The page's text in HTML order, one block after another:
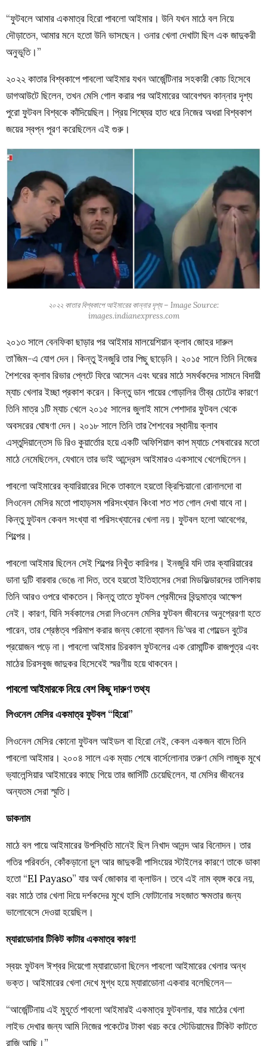
“ফুটবলে আমার একমাত্র হিরো পাবলো আইমার। উনি যখন মাঠে বল নিয়ে
দৌড়াতেন, আমার মনে হতো উনি ভাসছেন। ওনার খেলা দেখাটা ছিল এক জাদুকরী
অনুভূতি।”
২০২২ কাতার বিশ্বকাপে পাবলো আইমার যখন আর্জেন্টিনার সহকারী কোচ হিসেবে
ডাগআউটে ছিলেন, তখন মেসি গোল করার পর আইমারের আবেগঘন কান্নার দৃশ্য
পুরো ফুটবল বিশ্বকে কাঁদিয়েছিল। প্রিয় শিষ্যের হাত ধরে নিজের অধরা বিশ্বকাপ
জয়ের স্বপ্ন পূরণ করেছিলেন এই গুরু।
২০২২ কাতার বিশ্বকাপে আইমারের কান্নার দৃশ্য – Image Source:
images.indianexpress.com
২০১৩ সালে বেনফিকা ছাড়ার পর আইমার মালয়েশিয়ান ক্লাব জোহর দারুল
তা’জিম-এ যোগ দেন। কিন্তু ইনজুরি তার পিছু ছাড়েনি। ২০১৫ সালে তিনি নিজের
শৈশবের ক্লাব রিভার প্লেটে ফিরে আসেন এবং ঘরের মাঠে সমর্থকদের সামনে বিদায়ী
ম্যাচ খেলার ইচ্ছা প্রকাশ করেন। কিন্তু ডান পায়ের গোড়ালির তীব্র চোটের কারণে
তিনি মাত্র ১টি ম্যাচ খেলে ২০১৫ সালের জুলাই মাসে পেশাদার ফুটবল থেকে
অবসরের ঘোষণা দেন। ২০১৮ সালে তিনি তার শৈশবের স্থানীয় ক্লাব
এস্তুদিয়ান্তেস ডি রিও কুয়ার্তোর হয়ে একটি অফিশিয়াল কাপ ম্যাচে শেষবারের মতো
মাঠে নেমেছিলেন, যেখানে তার ভাই আন্দ্রেস আইমারও একসাথে খেলেছিলেন।
পাবলো আইমারের ক্যারিয়ারের দিকে তাকালে হয়তো ক্রিশ্চিয়ানো রোনালদো বা
লিওনেল মেসির মতো পাহাড়সম পরিসংখ্যান কিংবা শত শত গোল দেখা যাবে না।
কিন্তু ফুটবল কেবল সংখ্যা বা পরিসংখ্যানের খেলা নয়। ফুটবল হলো আবেগের,
শিল্পের।
পাবলো আইমার ছিলেন সেই শিল্পের নিখুঁত কারিগর। ইনজুরি যদি তার ক্যারিয়ারের
ডানা দুটি বারবার ভেঙে না দিত, তবে হয়তো ইতিহাসের সেরা মিডফিল্ডারদের তালিকায়
তিনি আরও ওপরে থাকতেন। কিন্তু তাতে ফুটবল প্রেমীদের বিন্দুমাত্র আক্ষেপ
নেই। কারণ, যিনি সর্বকালের সেরা লিওনেল মেসির ফুটবল জীবনের অনুপ্রেরণা হতে
পারেন, তার শ্রেষ্ঠত্ব পরিমাপ করার জন্য কোনো ব্যালন ডি’অর বা গোল্ডেন বুটের
প্রয়োজন পড়ে না। পাবলো আইমার চিরকাল ফুটবলের এক রোমান্টিক রাজপুত্র এবং
মাঠের চিরসবুজ জাদুকর হিসেবেই স্মরণীয় হয়ে থাকবেন।
পাবলো আইমারকে নিয়ে বেশ কিছু দারুণ তথ্য
লিওনেল মেসির একমাত্র ফুটবল “হিরো”
লিওনেল মেসির কোনো ফুটবল আইডল বা হিরো নেই, কেবল একজন বাদে তিনি
পাবলো আইমার। ২০০৪ সালে এক ম্যাচ শেষে বার্সেলোনার তরুণ মেসি লাজুক মুখে
ভ্যালেন্সিয়ার আইমারের কাছে গিয়ে তার জার্সিটি চেয়েছিলেন, যা মেসির জীবনের
অন্যতম সেরা স্মৃতি।
ডাকনাম
মাঠে বল পায়ে আইমারের উপস্থিতি মানেই ছিল নিখাদ আনন্দ আর বিনোদন। তার
গতির পরিবর্তন, কোঁকড়ানো চুল আর জাদুকরী পাসিংয়ের স্টাইলের কারণে তাকে ডাকা
হতো “El Payaso” যার অর্থ জোকার বা ক্লাউন। তবে এই নাম ব্যঙ্গ করে নয়,
বরং মাঠে তার খেলা দিয়ে দর্শকদের মুখে হাসি ফোটানোর সহজাত ক্ষমতার জন্য
ভালোবেসে দেওয়া হয়েছিল।
ম্যারাডোনার টিকিট কাটার একমাত্র কারণ!
স্বয়ং ফুটবল ঈশ্বর দিয়েগো ম্যারাডোনা ছিলেন পাবলো আইমারের খেলার অন্ধ
ভক্ত। আইমারের খেলা দেখে মুগ্ধ হয়ে ম্যারাডোনা একবার বলেছিলেন—
“আর্জেন্টিনায় এই মুহূর্তে পাবলো আইমারই একমাত্র ফুটবলার, যার মাঠের খেলা
লাইভ দেখার জন্য আমি নিজের পকেটের টাকা খরচ করে স্টেডিয়ামের টিকিট কাটতে
রাজি আছি।”